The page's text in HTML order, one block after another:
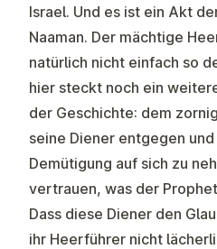
Israel. Und es ist ein Akt
Naaman. Der mächtige
natürlich nicht einfach so
hier steckt noch ein
der Geschichte: dem
seine Diener entgegen
Demütigung auf sich zu
vertrauen, was der
Dass diese Diener den
ihr Heerführer nicht